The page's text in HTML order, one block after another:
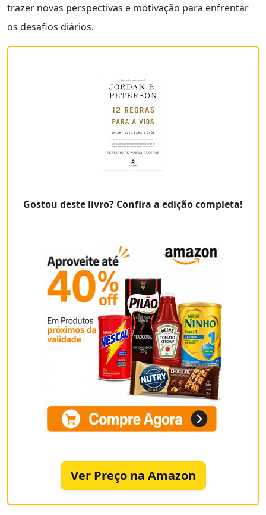
trazer novas perspectivas e motivação para enfrentar
os desafios diários.
Gostou deste livro? Confira a edição completa!
Ver Preço na Amazon